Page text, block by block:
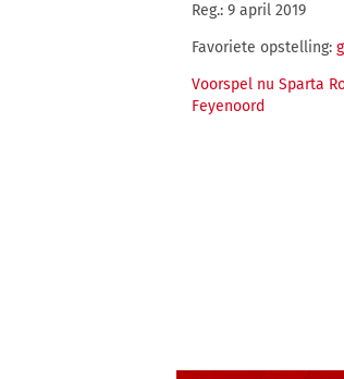
Reg.: 9 april 2019
Favoriete opstelling:
Voorspel nu Sparta
Feyenoord